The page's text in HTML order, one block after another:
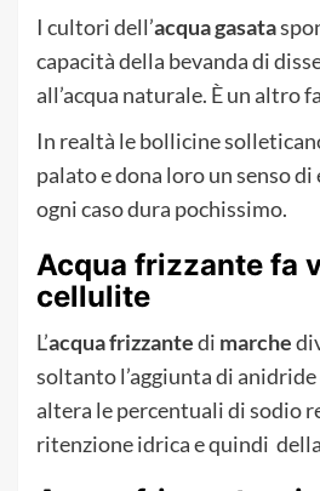
I cultori dell’acqua gasata
capacità della bevanda di
all’acqua naturale. È un altro
In realtà le bollicine
palato e dona loro un senso di
ogni caso dura pochissimo.
Acqua frizzante fa
cellulite
L’acqua frizzantedi marche
soltanto l’aggiunta di anidride
altera le percentuali di sodio
ritenzione idrica e quindi